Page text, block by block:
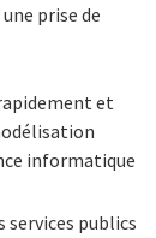
prise de
et
informatique
services publics